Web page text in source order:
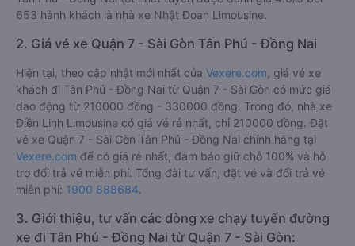
653 hành khách là nhà xe Nhật Đoan Limousine.
2. Giá vé xe Quận 7 - Sài Gòn Tân Phú - Đồng Nai
Hiện tại, theo cập nhật mới nhất của Vexere.com , giá vé xe
khách đi Tân Phú - Đồng Nai từ Quận 7 - Sài Gòn có mức giá
dao động từ 210000 đồng - 330000 đồng. Trong đó, nhà xe
Điền Linh Limousine có giá vé rẻ nhất, chỉ 210000 đồng. Đặt
vé xe Quận 7 - Sài Gòn Tân Phú - Đồng Nai chính hãng tại
Vexere.com để có giá rẻ nhất, đảm bảo giữ chỗ 100% và hỗ
trợ đổi trả vé miễn phí. Tổng đài tư vấn, đặt vé và đổi trả vé
miễn phí: 1900 888684.
3. Giới thiệu, tư vấn các dòng xe chạy tuyến đường
xe đi Tân Phú - Đồng Nai từ Quận 7 - Sài Gòn: